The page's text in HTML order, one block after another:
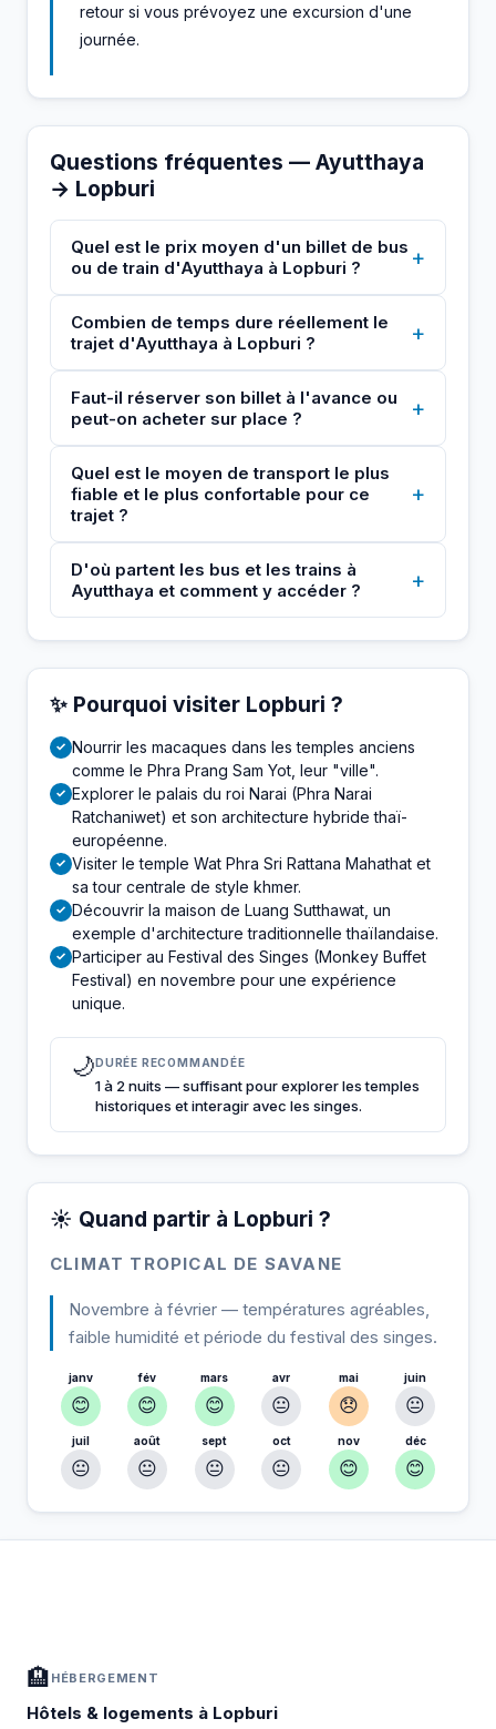
retour si vous prévoyez une excursion d'une
journée.
Questions fréquentes — Ayutthaya
→ Lopburi
Quel est le prix moyen d'un billet de bus
ou de train d'Ayutthaya à Lopburi ?
+
Combien de temps dure réellement le
trajet d'Ayutthaya à Lopburi ?
+
Faut-il réserver son billet à l'avance ou
peut-on acheter sur place ?
+
Quel est le moyen de transport le plus
fiable et le plus confortable pour ce
trajet ?
+
D'où partent les bus et les trains à
Ayutthaya et comment y accéder ?
+
✨ Pourquoi visiter Lopburi ?
✓ Nourrir les macaques dans les temples anciens
comme le Phra Prang Sam Yot, leur "ville".
✓ Explorer le palais du roi Narai (Phra Narai
Ratchaniwet) et son architecture hybride thaï-
européenne.
✓ Visiter le temple Wat Phra Sri Rattana Mahathat et
sa tour centrale de style khmer.
✓ Découvrir la maison de Luang Sutthawat, un
exemple d'architecture traditionnelle thaïlandaise.
✓ Participer au Festival des Singes (Monkey Buffet
Festival) en novembre pour une expérience
unique.
🌙DURÉE RECOMMANDÉE
1 à 2 nuits — suffisant pour explorer les temples
historiques et interagir avec les singes.
☀️ Quand partir à Lopburi ?
CLIMAT TROPICAL DE SAVANE
Novembre à février — températures agréables,
faible humidité et période du festival des singes.
janv
😊
fév
😊
mars
😊
avr
😐
mai
😞
juin
😐
juil
😐
août
😐
sept
😐
oct
😐
nov
😊
déc
😊
🏨 HÉBERGEMENT
Hôtels & logements à Lopburi